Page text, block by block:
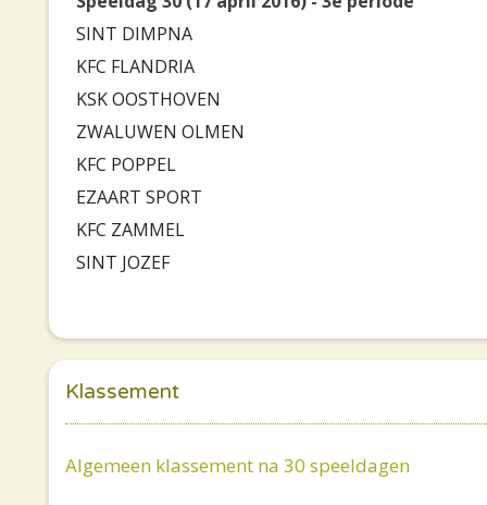
SINT DIMPNA
KFC FLANDRIA
KSK OOSTHOVEN
ZWALUWEN OLMEN
KFC POPPEL
EZAART SPORT
KFC ZAMMEL
SINT JOZEF
Klassement
Algemeen klassement na 30 speeldagen